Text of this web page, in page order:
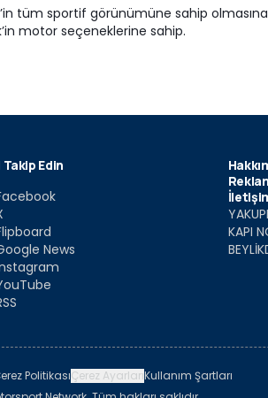
tüm sportif görünümüne sahip olmasına
motor seçeneklerine sahip.
Edin
News
KAPI
PolitikasıÇerez AyarlarıKullanım Şartları